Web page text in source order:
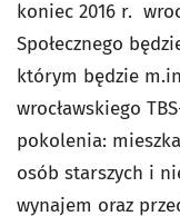
koniec 2016 r.
Społecznego
którym będzie
wrocławskiego
pokolenia:
osób starszych i
wynajem oraz